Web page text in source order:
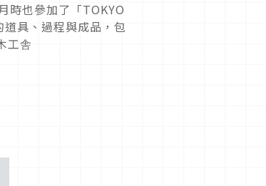
時也參加了「TOKYO
具、過程與成品，包
工舎